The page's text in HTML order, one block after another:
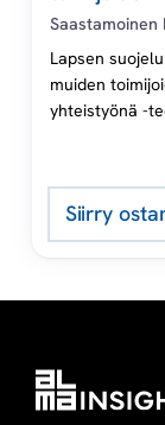
keskeinen osa
arkea ja
tavalla
sijaishuollon
yhteistyönä
Saastamoinen
Lapsen
muiden
yhteistyönä -
tarkoitettu
suojeluun
kysymyksistä.
Siirry